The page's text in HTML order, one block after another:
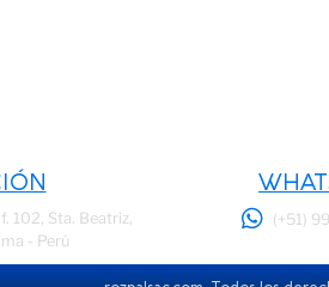
102, Sta. Beatriz,
- Perú
(+51)